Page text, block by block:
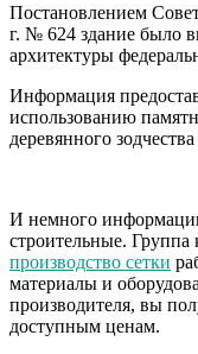
Постановлением
г. № 624 здание было
архитектуры
Информация
использованию
деревянного
И немного
строительные.
производство сетки
материалы и
производителя, вы
доступным ценам.